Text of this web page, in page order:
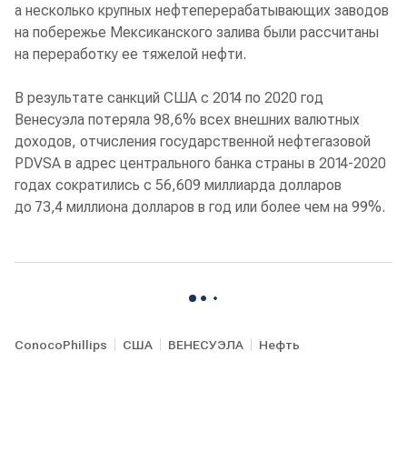
а несколько крупных нефтеперерабатывающих заводов
на побережье Мексиканского залива были рассчитаны
на переработку ее тяжелой нефти.
В результате санкций США с 2014 по 2020 год
Венесуэла потеряла 98,6% всех внешних валютных
доходов, отчисления государственной нефтегазовой
PDVSA в адрес центрального банка страны в 2014-2020
годах сократились с 56,609 миллиарда долларов
до 73,4 миллиона долларов в год или более чем на 99%.
ConocoPhillips США ВЕНЕСУЭЛА Нефть